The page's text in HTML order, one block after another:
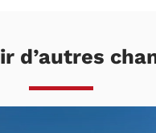
d’autres